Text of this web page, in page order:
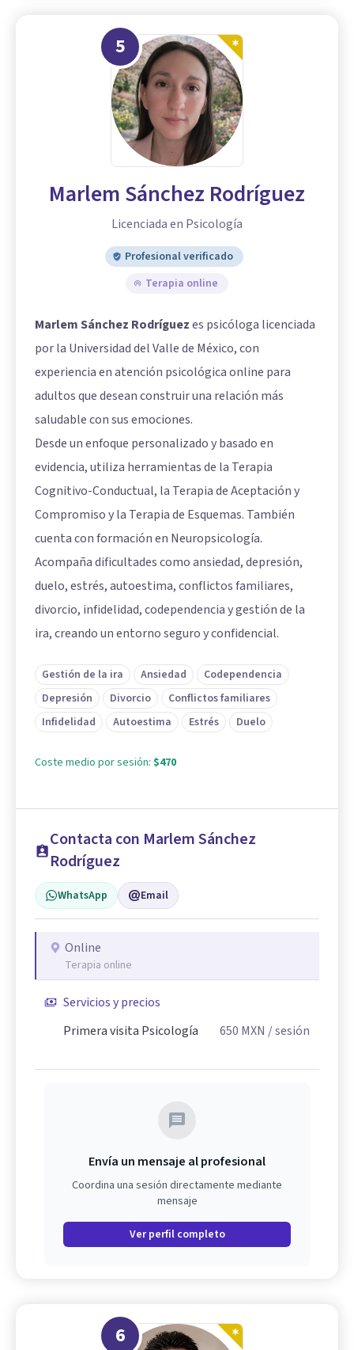
5
Marlem Sánchez Rodríguez
Licenciada en Psicología
Profesional verificado
Terapia online
Marlem Sánchez Rodríguezes psicóloga licenciada
por la Universidad del Valle de México, con
experiencia en atención psicológica online para
adultos que desean construir una relación más
saludable con sus emociones.
Desde un enfoque personalizado y basado en
evidencia, utiliza herramientas de la Terapia
Cognitivo-Conductual, la Terapia de Aceptación y
Compromiso y la Terapia de Esquemas. También
cuenta con formación en Neuropsicología.
Acompaña dificultades como ansiedad, depresión,
duelo, estrés, autoestima, conflictos familiares,
divorcio, infidelidad, codependencia y gestión de la
ira, creando un entorno seguro y confidencial.
Gestión de la ira Ansiedad
Codependencia
Depresión
Divorcio
Conflictos familiares
Infidelidad
Autoestima Estrés Duelo
Coste medio por sesión: $470
Contacta con Marlem Sánchez
Rodríguez
WhatsApp Email
Online
Terapia online
Servicios y precios
Primera visita Psicología
650 MXN / sesión
Envía un mensaje al profesional
Coordina una sesión directamente mediante
mensaje
Ver perfil completo
6